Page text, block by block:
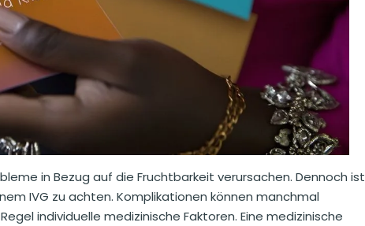
in Bezug auf die Fruchtbarkeit verursachen. Dennoch ist
IVG zu achten. Komplikationen können manchmal
individuelle medizinische Faktoren. Eine medizinische